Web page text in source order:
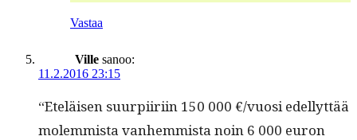
Vastaa
Ville sanoo:
11.2.2016 23:15
“Eteläisen suurpi­iri­in 150 000 €/vuosi edel­lyt­tää
molem­mista van­hem­mista noin 6 000 euron